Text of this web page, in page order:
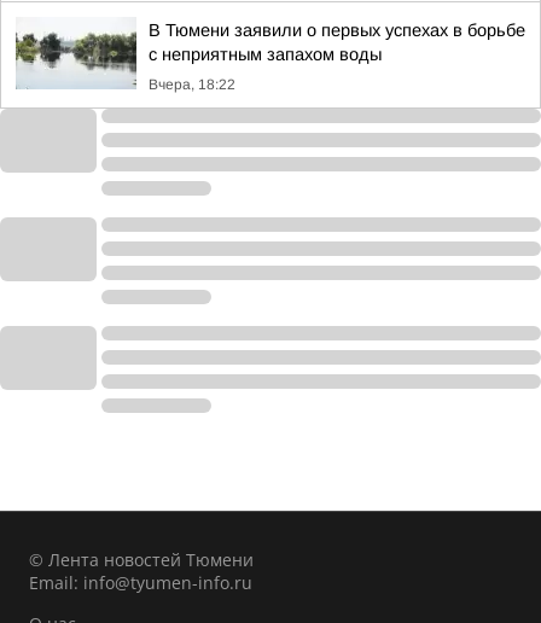
В Тюмени заявили о первых успехах в борьбе
с неприятным запахом воды
Вчера, 18:22
© Лента новостей Тюмени
Email: info@tyumen-info.ru